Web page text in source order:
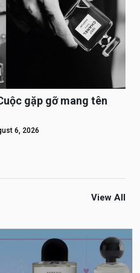
gặp gỡ mang tên
6, 2026
View All